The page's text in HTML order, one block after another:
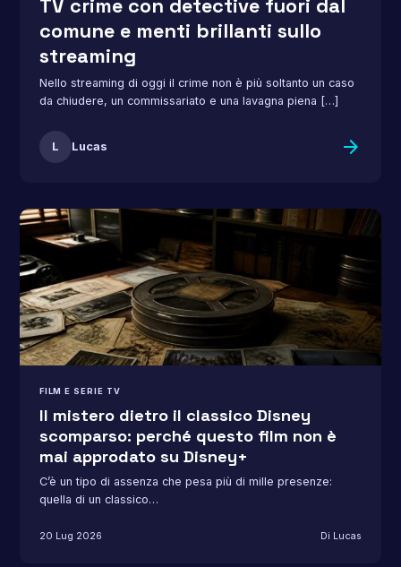
TV crime con detective fuori dal
comune e menti brillanti sullo
streaming
Nello streaming di oggi il crime non è più soltanto un caso
da chiudere, un commissariato e una lavagna piena […]
L Lucas arrow_forward
FILM E SERIE TV
Il mistero dietro il classico Disney
scomparso: perché questo film non è
mai approdato su Disney+
C’è un tipo di assenza che pesa più di mille presenze:
quella di un classico…
20 Lug 2026 Di Lucas